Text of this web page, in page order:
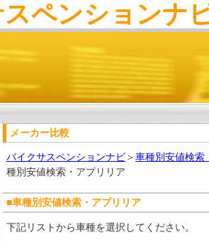
ペンションナ
メーカー比較
バイクサスペンションナビ＞車種別安値検索
種別安値検索・アプリリア
■車種別安値検索・アプリリア
下記リストから車種を選択してください。